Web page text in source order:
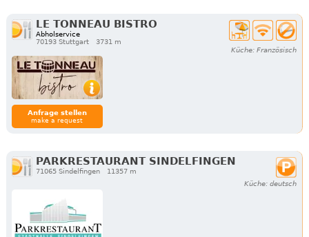
LE TONNEAU BISTRO
Abholservice
70193 Stuttgart
3731 m
Küche: Französisch
Anfrage stellen
make a request
PARKRESTAURANT SINDELFINGEN
71065 Sindelfingen
11357 m
Küche: deutsch